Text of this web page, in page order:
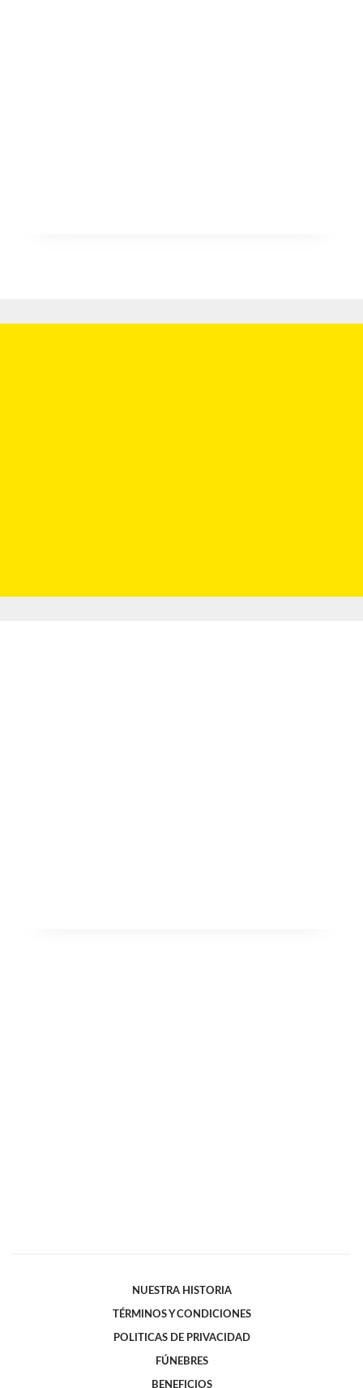
NUESTRA HISTORIA
TÉRMINOS Y CONDICIONES
POLITICAS DE PRIVACIDAD
FÚNEBRES
BENEFICIOS